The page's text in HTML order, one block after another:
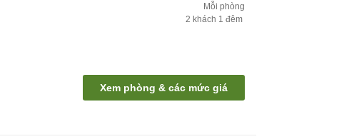
Mỗi phòng
2 khách 1 đêm
Xem phòng & các mức giá